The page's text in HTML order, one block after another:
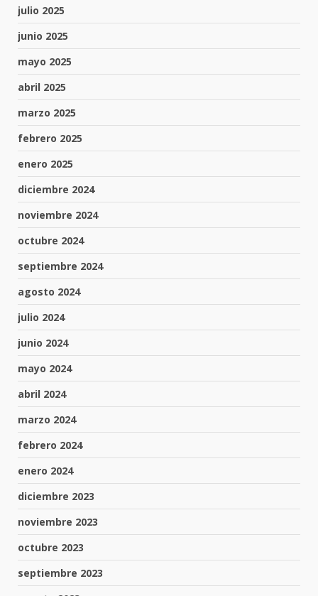
julio 2025
junio 2025
mayo 2025
abril 2025
marzo 2025
febrero 2025
enero 2025
diciembre 2024
noviembre 2024
octubre 2024
septiembre 2024
agosto 2024
julio 2024
junio 2024
mayo 2024
abril 2024
marzo 2024
febrero 2024
enero 2024
diciembre 2023
noviembre 2023
octubre 2023
septiembre 2023